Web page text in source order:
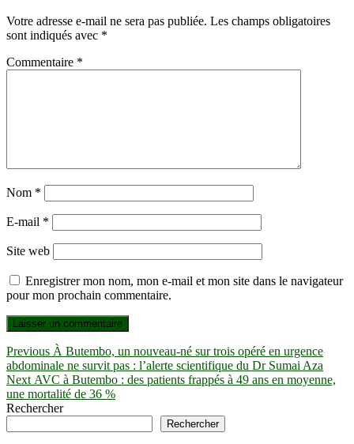
Votre adresse e-mail ne sera pas publiée. Les champs obligatoires
sont indiqués avec *
Commentaire *
Nom *
E-mail *
Site web
Enregistrer mon nom, mon e-mail et mon site dans le navigateur
pour mon prochain commentaire.
Navigation
de
l’article
Previous Previous
post:
À Butembo, un nouveau-né sur trois opéré en urgence
abdominale ne survit pas : l’alerte scientifique du Dr Sumai Aza
Next Next
post:
AVC à Butembo : des patients frappés à 49 ans en moyenne,
une mortalité de 36 %
Rechercher
Rechercher